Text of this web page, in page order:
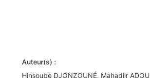
Auteur(s) :
Hinsoubé DJONZOUNÉ, Mahadjir